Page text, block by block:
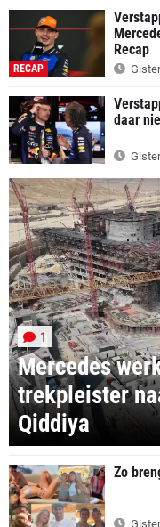
RECAP
Recap
daar
Mercedes
trekpleister
Qiddiya
1
Zo